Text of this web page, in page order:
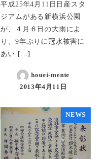
平成25年4月11日日産スタ
ジアムがある新横浜公園
が、４月６日の大雨によ
り、9年ぶりに冠水被害に
あい […]
houei-mente
2013年4月11日
NEWS